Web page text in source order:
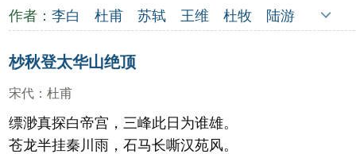
清代
明代 元代 两汉 五代
先秦
作者： 李白 杜甫 苏轼 王维 杜牧
陆游
杪秋登太华山绝顶
宋代 ： 杜甫
缥渺真探白帝宫，三峰此日为谁雄。
苍龙半挂秦川雨，石马长嘶汉苑风。